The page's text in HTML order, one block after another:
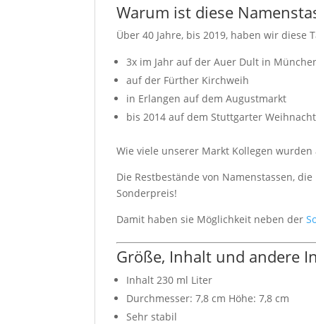
Warum ist diese
Über 40 Jahre, bis 2019, haben wir
3x im Jahr auf der Auer Dult in
auf der Fürther Kirchweih
in Erlangen auf dem Augustmarkt
bis 2014 auf dem Stuttgarter
Wie viele unserer Markt Kollegen
Die Restbestände von Namenstassen,
Sonderpreis!
Damit haben sie Möglichkeit neben der
Größe, Inhalt und andere
Inhalt 230 ml Liter
Durchmesser: 7,8 cm Höhe: 7,8 cm
Sehr stabil